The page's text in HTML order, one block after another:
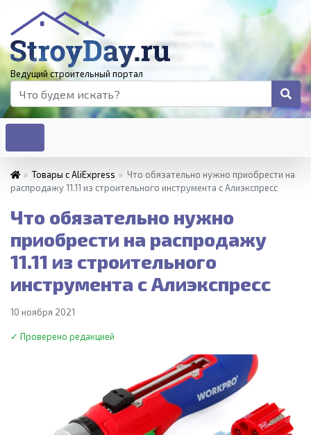
Ведущий строительный портал
» Товары с AliExpress » Что обязательно нужно приобрести на
распродажу 11.11 из строительного инструмента с Алиэкспресс
Что обязательно нужно
приобрести на распродажу
11.11 из строительного
инструмента с Алиэкспресс
10 ноября 2021
✓ Проверено редакцией